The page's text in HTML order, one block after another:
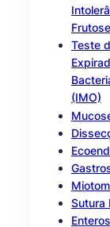
Teste
(IMO)
Sutura